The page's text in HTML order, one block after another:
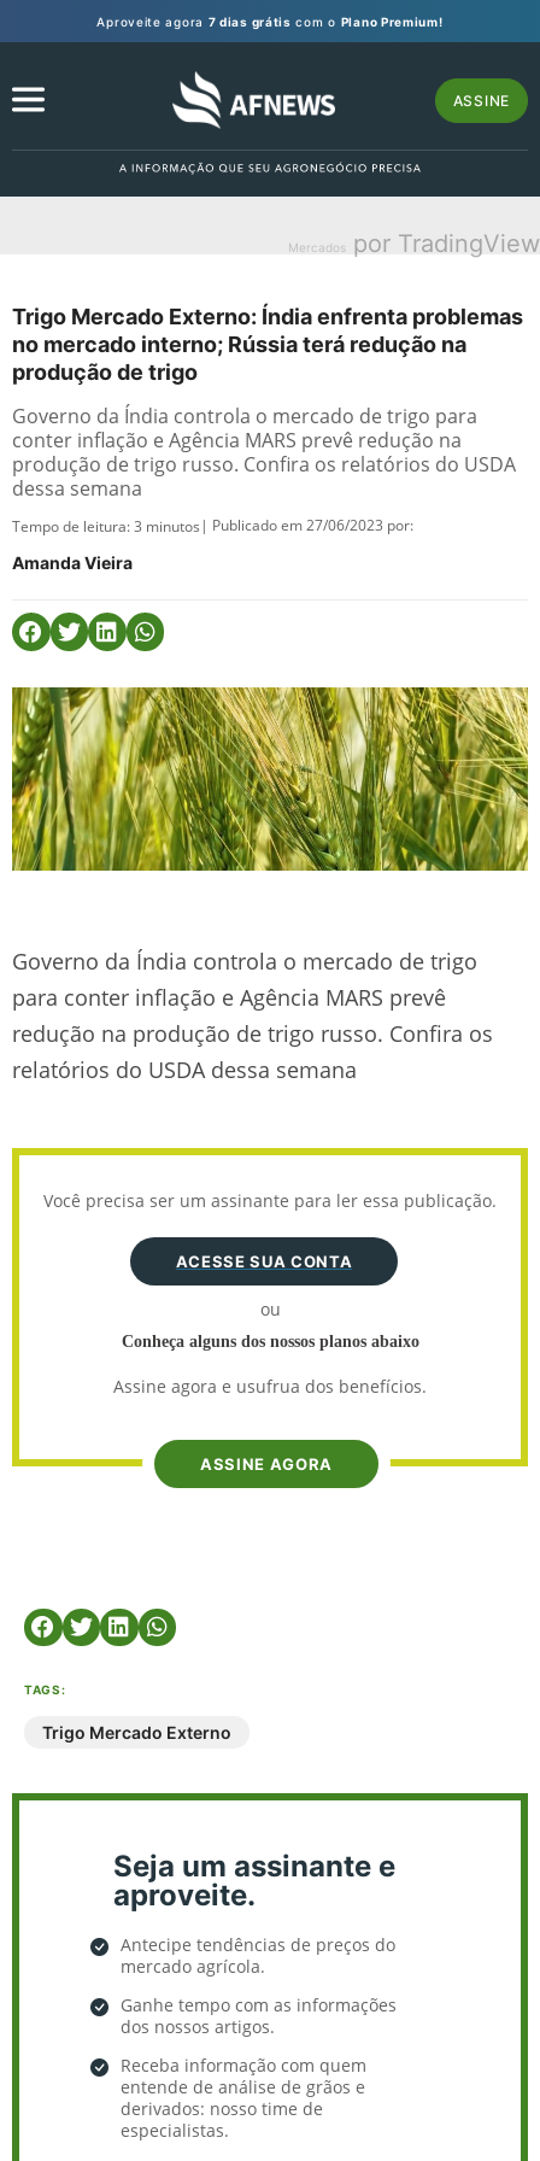
Aproveite agora 7 dias grátis com o Plano Premium!
ASSINE
Mercados por TradingView
Trigo Mercado Externo: Índia enfrenta problemas
no mercado interno; Rússia terá redução na
produção de trigo
Governo da Índia controla o mercado de trigo para
conter inflação e Agência MARS prevê redução na
produção de trigo russo. Confira os relatórios do USDA
dessa semana
Tempo de leitura:3 minutos | Publicado em 27/06/2023 por:
Amanda Vieira
Governo da Índia controla o mercado de trigo
para conter inflação e Agência MARS prevê
redução na produção de trigo russo. Confira os
relatórios do USDA dessa semana
Você precisa ser um assinante para ler essa publicação.
ACESSE SUA CONTA
ou
Conheça alguns dos nossos planos abaixo
Assine agora e usufrua dos benefícios.
ASSINE AGORA
TAGS:
Trigo Mercado Externo
Seja um assinante e
aproveite.
Antecipe tendências de preços do
mercado agrícola.
Ganhe tempo com as informações
dos nossos artigos.
Receba informação com quem
entende de análise de grãos e
derivados: nosso time de
especialistas.